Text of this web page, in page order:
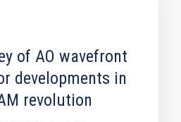
of AO wavefront
developments in
revolution